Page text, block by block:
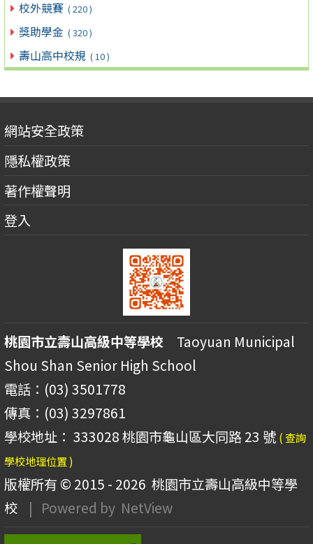
校外競賽 ( 220 )
獎助學金 ( 320 )
壽山高中校規 ( 10 )
網站安全政策
隱私權政策
著作權聲明
登入
桃園市立壽山高級中等學校 Taoyuan Municipal
Shou Shan Senior High School
電話：(03) 3501778
傳真：(03) 3297861
學校地址： 333028 桃園市龜山區大同路 23 號 ( 查詢
學校地理位置 )
版權所有 © 2015 - 2026 桃園市立壽山高級中等學
校
| Powered by NetView